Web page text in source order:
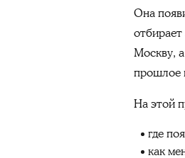
Она
Москву,
прошлое
На этой
где
как